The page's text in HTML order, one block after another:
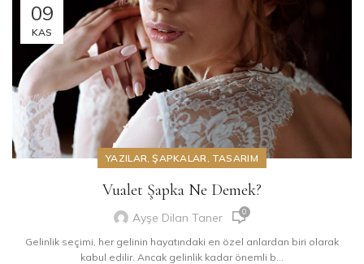
09
KAS
YAZILAR,ŞAPKALAR, TASARIM
Vualet Şapka Ne Demek?
Ayşe Dilan Taner 0
Gelinlik seçimi, her gelinin hayatındaki en özel anlardan biri olarak
kabul edilir. Ancak gelinlik kadar önemli b...